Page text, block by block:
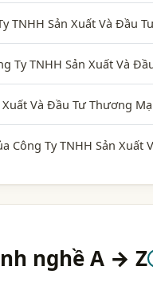
TNHH Sản Xuất Và Đầu
Ty TNHH Sản Xuất Và
Xuất Và Đầu Tư Thương
Công Ty TNHH Sản Xuất
nghề A → Z